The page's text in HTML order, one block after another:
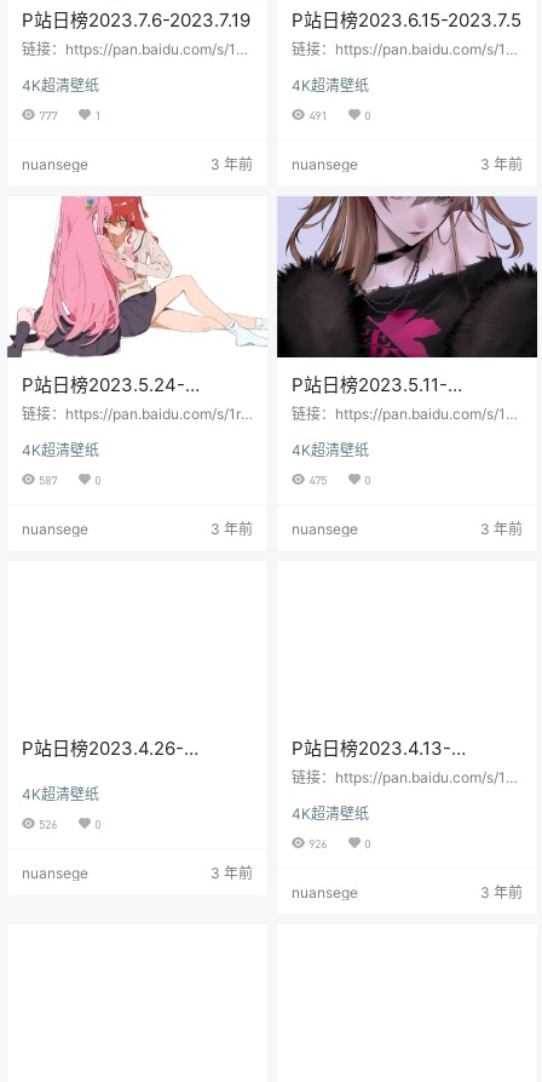
P站日榜2023.7.6-2023.7.19
链接：https://pan.baidu.com/s/1J
4sli提取码：4sli--来自百度网盘超
级会员V8的分享
4K超清壁纸
777 1
nuansege 3 年前
P站日榜2023.6.15-2023.7.5
链接：https://pan.baidu.com/s/1R
码：b14c--来自百度网盘超级会员
V8的分享
4K超清壁纸
491 0
nuansege 3 年前
P站日榜2023.5.24-
2023.6.14
链接：https://pan.baidu.com/s/1rW
码：l29f--来自百度网盘超级会员V
8的分享
4K超清壁纸
587 0
nuansege 3 年前
P站日榜2023.5.11-
2023.5.23
链接：https://pan.baidu.com/s/1-
取码：jlb6--来自百度网盘超级会员
V8的分享
4K超清壁纸
475 0
nuansege 3 年前
P站日榜2023.4.26-
4K超清壁纸
526 0
nuansege 3 年前
P站日榜2023.4.13-
2023.4.25
链接：https://pan.baidu.com/s/1oz
码：1o41--来自百度网盘超级会员V
7的分享
4K超清壁纸
926 0
nuansege 3 年前